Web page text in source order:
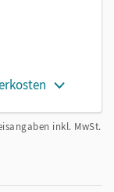
inkl. MwSt.